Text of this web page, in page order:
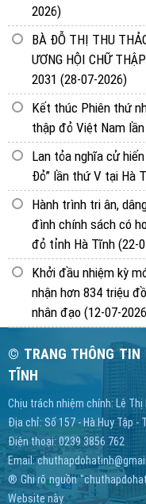
2026)
BÀ ĐỖ THỊ THU
ƯƠNG HỘI CHỮ
2031 (28-07-2026)
Kết thúc Phiên thứ
thập đỏ Việt Nam
Lan tỏa nghĩa cử
Đỏ” lần thứ V tại Hà
Hành trình tri ân,
đình chính sách có
đỏ tỉnh Hà Tĩnh (22-
Khởi đầu nhiệm kỳ
nhận hơn 834 triệu
nhân đạo (12-07-
© TRANG THÔNG
TĨNH
Chịu trách nhiệm chính: Lê Thị
Địa chỉ: Số 157 - Hà Huy Tập -
Điện thoại: 0239 3856 762
Email:
® Ghi rõ nguồn
Website này.